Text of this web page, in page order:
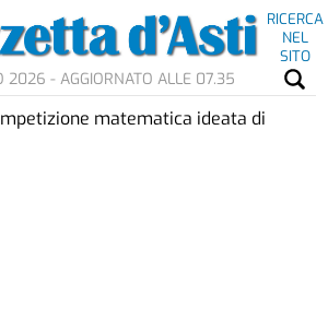
RICERCA
NEL
SITO
2026 - AGGIORNATO ALLE 07.35